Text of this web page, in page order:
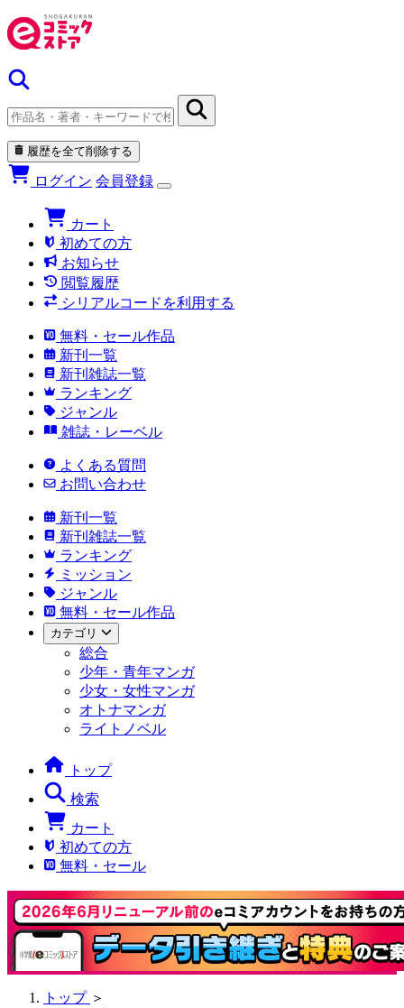
履歴を全て削除する
ログイン 会員登録
カート
初めての方
お知らせ
閲覧履歴
シリアルコードを利用する
無料・セール作品
新刊一覧
新刊雑誌一覧
ランキング
ジャンル
雑誌・レーベル
よくある質問
お問い合わせ
新刊一覧
新刊雑誌一覧
ランキング
ミッション
ジャンル
無料・セール作品
カテゴリ
総合
少年・青年マンガ
少女・女性マンガ
オトナマンガ
ライトノベル
トップ
検索
カート
初めての方
無料・セール
トップ ＞